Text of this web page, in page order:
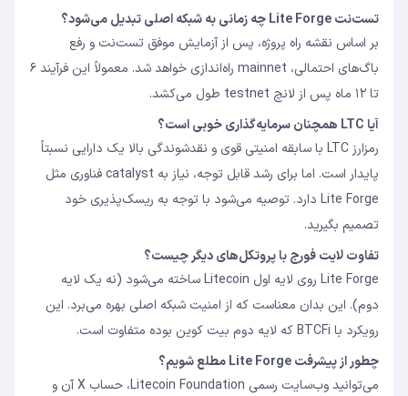
تست‌نت Lite Forge چه زمانی به شبکه اصلی تبدیل می‌شود؟
بر اساس نقشه راه پروژه، پس از آزمایش موفق تست‌نت و رفع
باگ‌های احتمالی، mainnet راه‌اندازی خواهد شد. معمولاً این فرآیند ۶
تا ۱۲ ماه پس از لانچ testnet طول می‌کشد.
آیا LTC همچنان سرمایه‌گذاری خوبی است؟
رمزارز LTC با سابقه امنیتی قوی و نقدشوندگی بالا یک دارایی نسبتاً
پایدار است. اما برای رشد قابل توجه، نیاز به catalyst فناوری مثل
Lite Forge دارد. توصیه می‌شود با توجه به ریسک‌پذیری خود
تصمیم بگیرید.
تفاوت لایت فورج با پروتکل‌های دیگر چیست؟
Lite Forge روی لایه اول Litecoin ساخته می‌شود (نه یک لایه
دوم). این بدان معناست که از امنیت شبکه اصلی بهره می‌برد. این
رویکرد با BTCFi که لایه دوم بیت کوین بوده متفاوت است.
چطور از پیشرفت Lite Forge مطلع شویم؟
می‌توانید وب‌سایت رسمی Litecoin Foundation، حساب X آن و